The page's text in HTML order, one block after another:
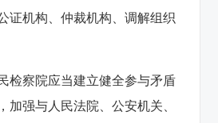
证机构、仲裁机构、调解组织
检察院应当建立健全参与矛盾
加强与人民法院、公安机关、